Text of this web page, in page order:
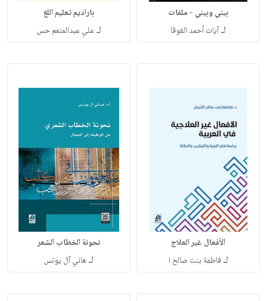
بيني وبيني - ملفات
لـآيات أحمد القوقا
باراديم تعليم اللغ
لـعلي عبدالمنعم حس
الأفعال غير العلاج
لـفاطمة بنت صالح ا
نحونة الخطاب الشعر
لـ هاني آل يونس